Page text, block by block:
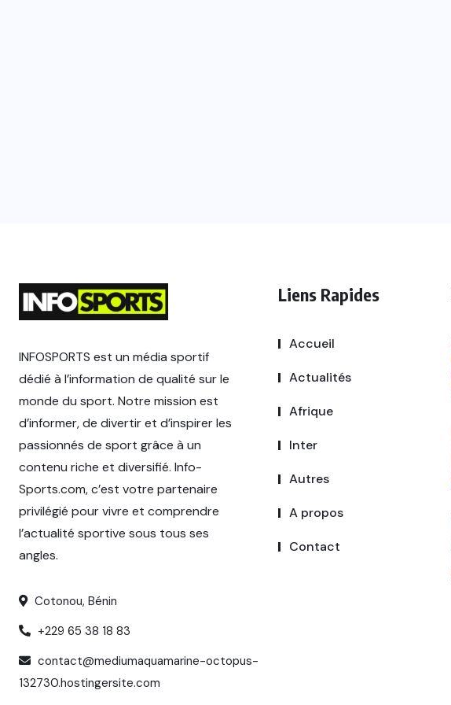
INFOSPORTS est un média sportif
dédié à l’information de qualité sur le
monde du sport. Notre mission est
d’informer, de divertir et d’inspirer les
passionnés de sport grâce à un
contenu riche et diversifié. Info-
Sports.com, c’est votre partenaire
privilégié pour vivre et comprendre
l’actualité sportive sous tous ses
angles.
Cotonou, Bénin
+229 65 38 18 83
contact@mediumaquamarine-octopus-
132730.hostingersite.com
Liens Rapides
Accueil
Actualités
Afrique
Inter
Autres
A propos
Contact